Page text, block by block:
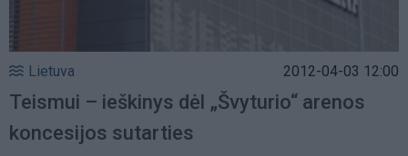
Lietuva 2012-04-03 12:00
Teismui – ieškinys dėl „Švyturio“ arenos
koncesijos sutarties